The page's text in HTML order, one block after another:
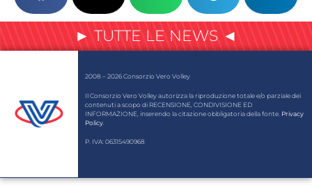
► TUTTE LE NEWS ◄
2008 – 2026 Consorzio Vero Volley
Il Consorzio Vero Volley autorizza la riproduzione totale e/o parziale dei
contenuti a scopo di RECENSIONE, CONDIVISIONE ED
INFORMAZIONE, inserendo la citazione obbligatoria della fonte. Privacy
Policy
P. IVA: 06315490968